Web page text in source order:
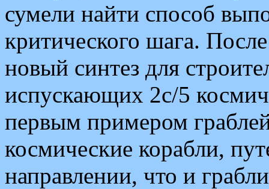
сумели найти способ
критического шага.
новый синтез для
испускающих 2c/5
первым примером
космические корабли,
направлении, что и